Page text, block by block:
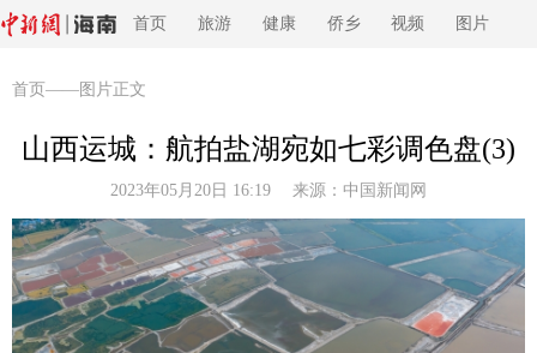
首页 旅游 健康 侨乡 视频 图片
首页 ——图片正文
山西运城：航拍盐湖宛如七彩调色盘(3)
2023年05月20日 16:19 来源： 中国新闻网